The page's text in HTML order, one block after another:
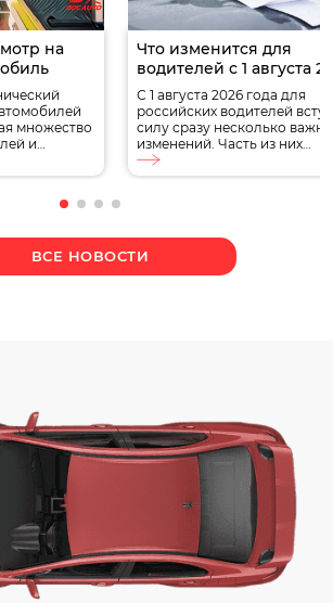
на
множество
и
В этой
и
Что изменится для
водителей с 1 августа
года
С 1 августа 2026 года для
российских водителей
силу сразу несколько
изменений. Часть из них
касается обязательного
страхования ОСАГО, другие
обслуживания транспорта.
Кроме того, в августе
продолжат действовать
ВСЕ НОВОСТИ